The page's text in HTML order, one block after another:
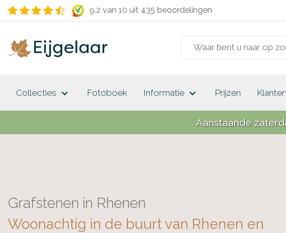
9.2 van 10 uit 435 beoordelingen
Collecties keyboard_arrow_down Fotoboek Informatie keyboard_arrow_down Prijzen
Aanstaande
Grafstenen in Rhenen
Woonachtig in de buurt van Rhenen en